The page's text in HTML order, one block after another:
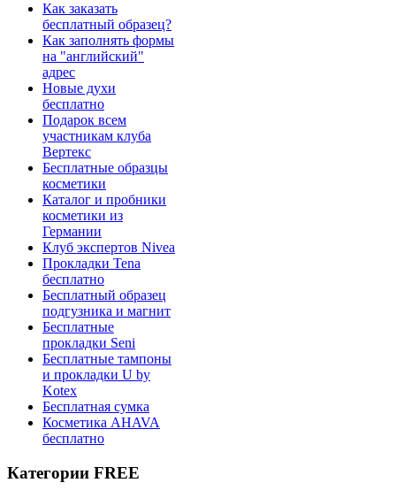
Как заказать
бесплатный образец?
Как заполнять формы
на "английский"
адрес
Новые духи
бесплатно
Подарок всем
участникам клуба
Вертекс
Бесплатные образцы
косметики
Каталог и пробники
косметики из
Германии
Клуб экспертов Nivea
Прокладки Tena
бесплатно
Бесплатный образец
подгузника и магнит
Бесплатные
прокладки Seni
Бесплатные тампоны
и прокладки U by
Kotex
Бесплатная сумка
Косметика AHAVA
бесплатно
Категории FREE